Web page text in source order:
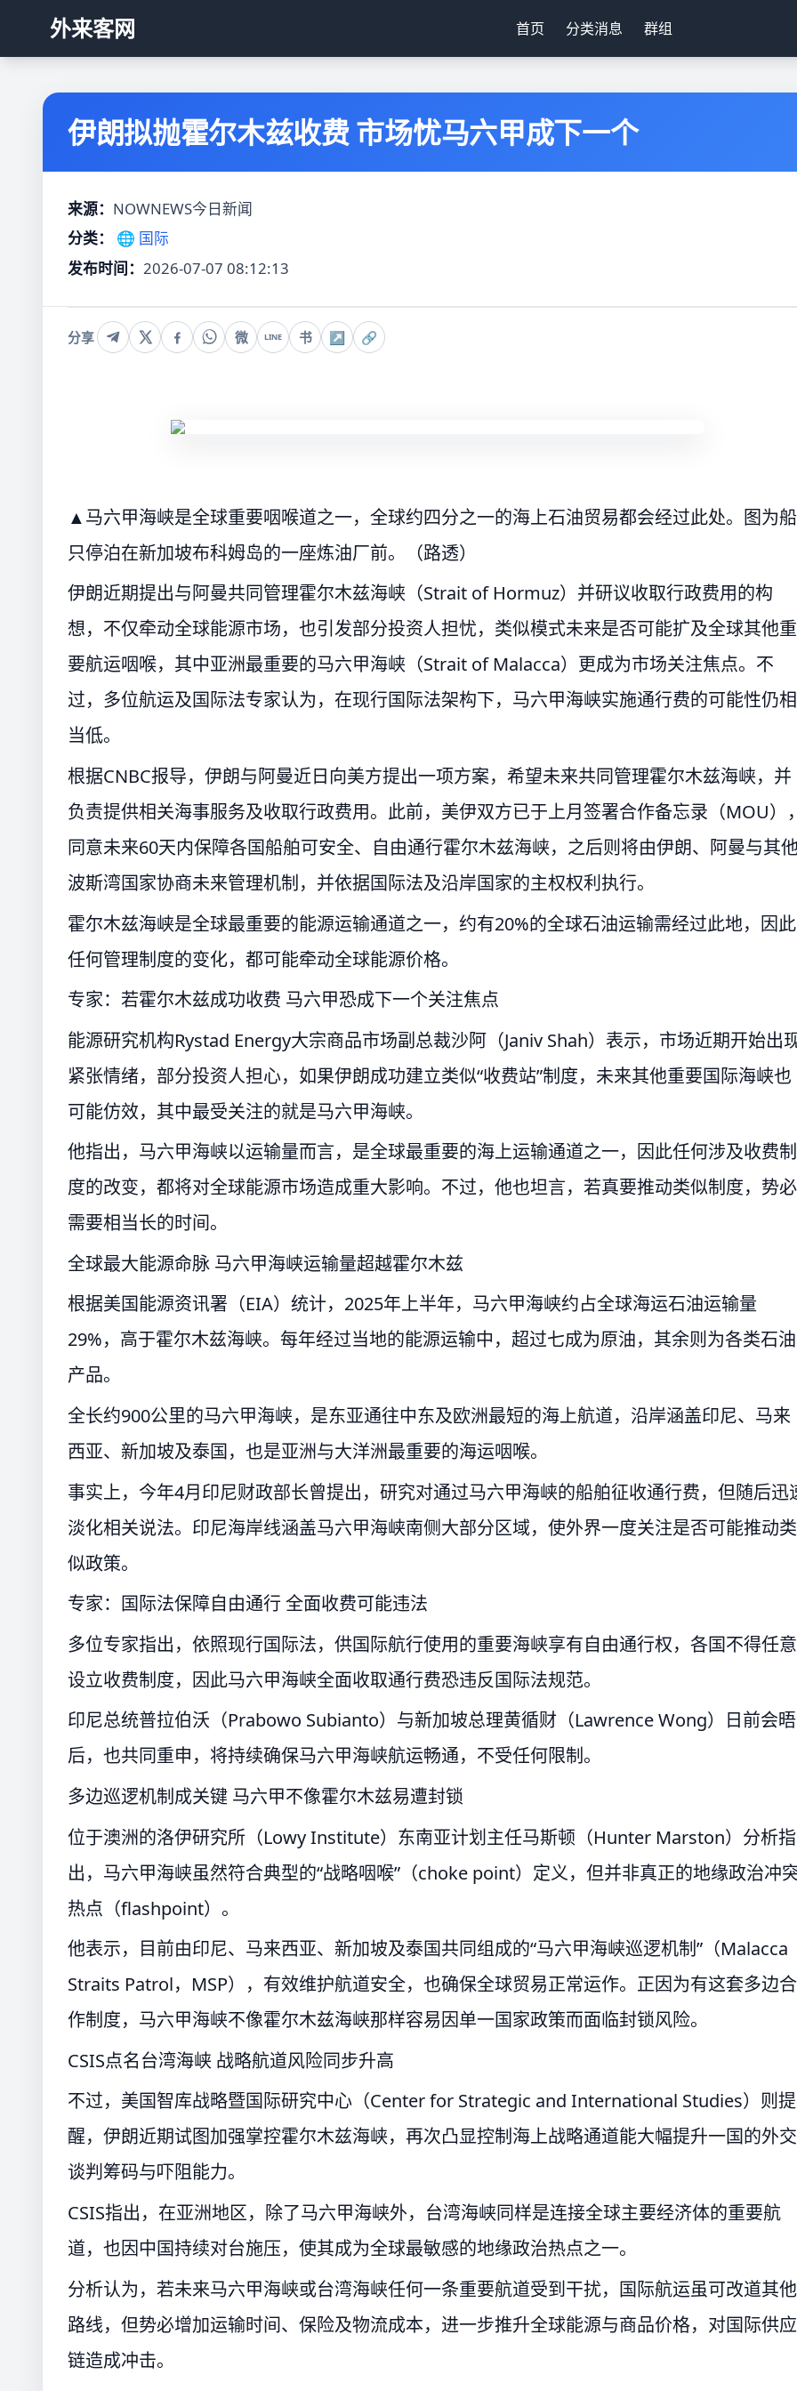
外来客网 首页 分类消息 群组
伊朗拟抛霍尔木兹收费 市场忧马六甲成下一个
来源： NOWNEWS今日新闻
分类：
🌐 国际
发布时间： 2026-07-07 08:12:13
分享 微 LINE 书 ↗ 🔗
▲马六甲海峡是全球重要咽喉道之一，全球约四分之一的海上石油贸易都会经过此处。图为船
只停泊在新加坡布科姆岛的一座炼油厂前。（路透）
伊朗近期提出与阿曼共同管理霍尔木兹海峡（Strait of Hormuz）并研议收取行政费用的构
想，不仅牵动全球能源市场，也引发部分投资人担忧，类似模式未来是否可能扩及全球其他重
要航运咽喉，其中亚洲最重要的马六甲海峡（Strait of Malacca）更成为市场关注焦点。不
过，多位航运及国际法专家认为，在现行国际法架构下，马六甲海峡实施通行费的可能性仍相
当低。
根据CNBC报导，伊朗与阿曼近日向美方提出一项方案，希望未来共同管理霍尔木兹海峡，并
负责提供相关海事服务及收取行政费用。此前，美伊双方已于上月签署合作备忘录（MOU）
同意未来60天内保障各国船舶可安全、自由通行霍尔木兹海峡，之后则将由伊朗、阿曼与其
波斯湾国家协商未来管理机制，并依据国际法及沿岸国家的主权权利执行。
霍尔木兹海峡是全球最重要的能源运输通道之一，约有20%的全球石油运输需经过此地，因此
任何管理制度的变化，都可能牵动全球能源价格。
专家：若霍尔木兹成功收费 马六甲恐成下一个关注焦点
能源研究机构Rystad Energy大宗商品市场副总裁沙阿（Janiv Shah）表示，市场近期开始出
紧张情绪，部分投资人担心，如果伊朗成功建立类似“收费站”制度，未来其他重要国际海峡也
可能仿效，其中最受关注的就是马六甲海峡。
他指出，马六甲海峡以运输量而言，是全球最重要的海上运输通道之一，因此任何涉及收费制
度的改变，都将对全球能源市场造成重大影响。不过，他也坦言，若真要推动类似制度，势必
需要相当长的时间。
全球最大能源命脉 马六甲海峡运输量超越霍尔木兹
根据美国能源资讯署（EIA）统计，2025年上半年，马六甲海峡约占全球海运石油运输量
29%，高于霍尔木兹海峡。每年经过当地的能源运输中，超过七成为原油，其余则为各类石油
产品。
全长约900公里的马六甲海峡，是东亚通往中东及欧洲最短的海上航道，沿岸涵盖印尼、马来
西亚、新加坡及泰国，也是亚洲与大洋洲最重要的海运咽喉。
事实上，今年4月印尼财政部长曾提出，研究对通过马六甲海峡的船舶征收通行费，但随后迅
淡化相关说法。印尼海岸线涵盖马六甲海峡南侧大部分区域，使外界一度关注是否可能推动类
似政策。
专家：国际法保障自由通行 全面收费可能违法
多位专家指出，依照现行国际法，供国际航行使用的重要海峡享有自由通行权，各国不得任意
设立收费制度，因此马六甲海峡全面收取通行费恐违反国际法规范。
印尼总统普拉伯沃（Prabowo Subianto）与新加坡总理黄循财（Lawrence Wong）日前会晤
后，也共同重申，将持续确保马六甲海峡航运畅通，不受任何限制。
多边巡逻机制成关键 马六甲不像霍尔木兹易遭封锁
位于澳洲的洛伊研究所（Lowy Institute）东南亚计划主任马斯顿（Hunter Marston）分析指
出，马六甲海峡虽然符合典型的“战略咽喉”（choke point）定义，但并非真正的地缘政治冲
热点（flashpoint）。
他表示，目前由印尼、马来西亚、新加坡及泰国共同组成的“马六甲海峡巡逻机制”（Malacca
Straits Patrol，MSP），有效维护航道安全，也确保全球贸易正常运作。正因为有这套多边合
作制度，马六甲海峡不像霍尔木兹海峡那样容易因单一国家政策而面临封锁风险。
CSIS点名台湾海峡 战略航道风险同步升高
不过，美国智库战略暨国际研究中心（Center for Strategic and International Studies）则提
醒，伊朗近期试图加强掌控霍尔木兹海峡，再次凸显控制海上战略通道能大幅提升一国的外交
谈判筹码与吓阻能力。
CSIS指出，在亚洲地区，除了马六甲海峡外，台湾海峡同样是连接全球主要经济体的重要航
道，也因中国持续对台施压，使其成为全球最敏感的地缘政治热点之一。
分析认为，若未来马六甲海峡或台湾海峡任何一条重要航道受到干扰，国际航运虽可改道其他
路线，但势必增加运输时间、保险及物流成本，进一步推升全球能源与商品价格，对国际供应
链造成冲击。